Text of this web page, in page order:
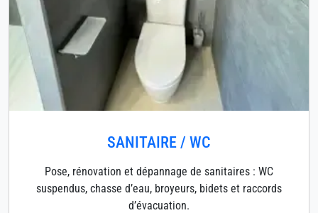
SANITAIRE / WC
Pose, rénovation et dépannage de sanitaires : WC
suspendus, chasse d’eau, broyeurs, bidets et raccords
d’évacuation.